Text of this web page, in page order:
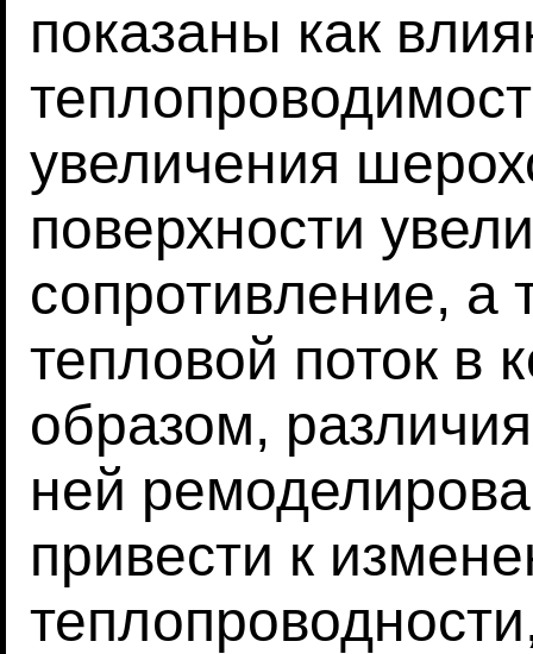
показаны как
увеличения
поверхности
сопротивление, а
тепловой поток в
образом,
ней
привести к